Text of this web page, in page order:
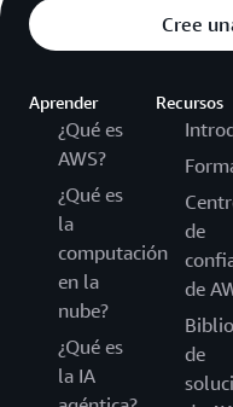
Cree
Aprender
¿Qué es
AWS?
¿Qué es
la
computación
en la
nube?
¿Qué es
la IA
Recursos
de
de
de